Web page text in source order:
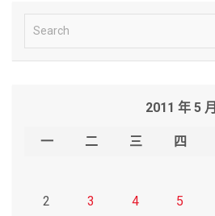
e
2011 年 5 月
一 二 三 四
2
3 4 5